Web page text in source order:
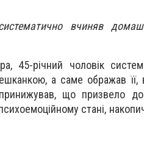
вчиняв
45-річний чоловік
а саме ображав її,
що призвело до
стані,